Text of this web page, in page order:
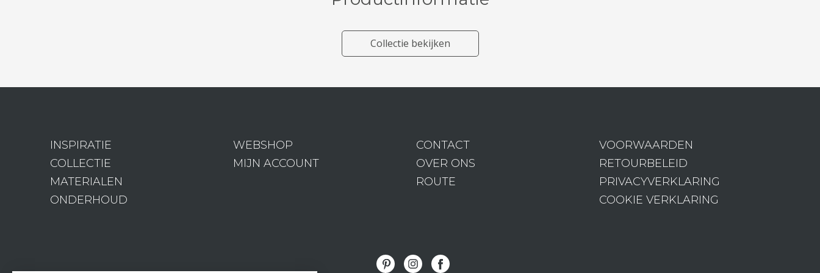
Collectie bekijken
INSPIRATIE
COLLECTIE
MATERIALEN
ONDERHOUD
WEBSHOP
MIJN ACCOUNT
CONTACT
OVER ONS
ROUTE
VOORWAARDEN
RETOURBELEID
PRIVACYVERKLARING
COOKIE VERKLARING